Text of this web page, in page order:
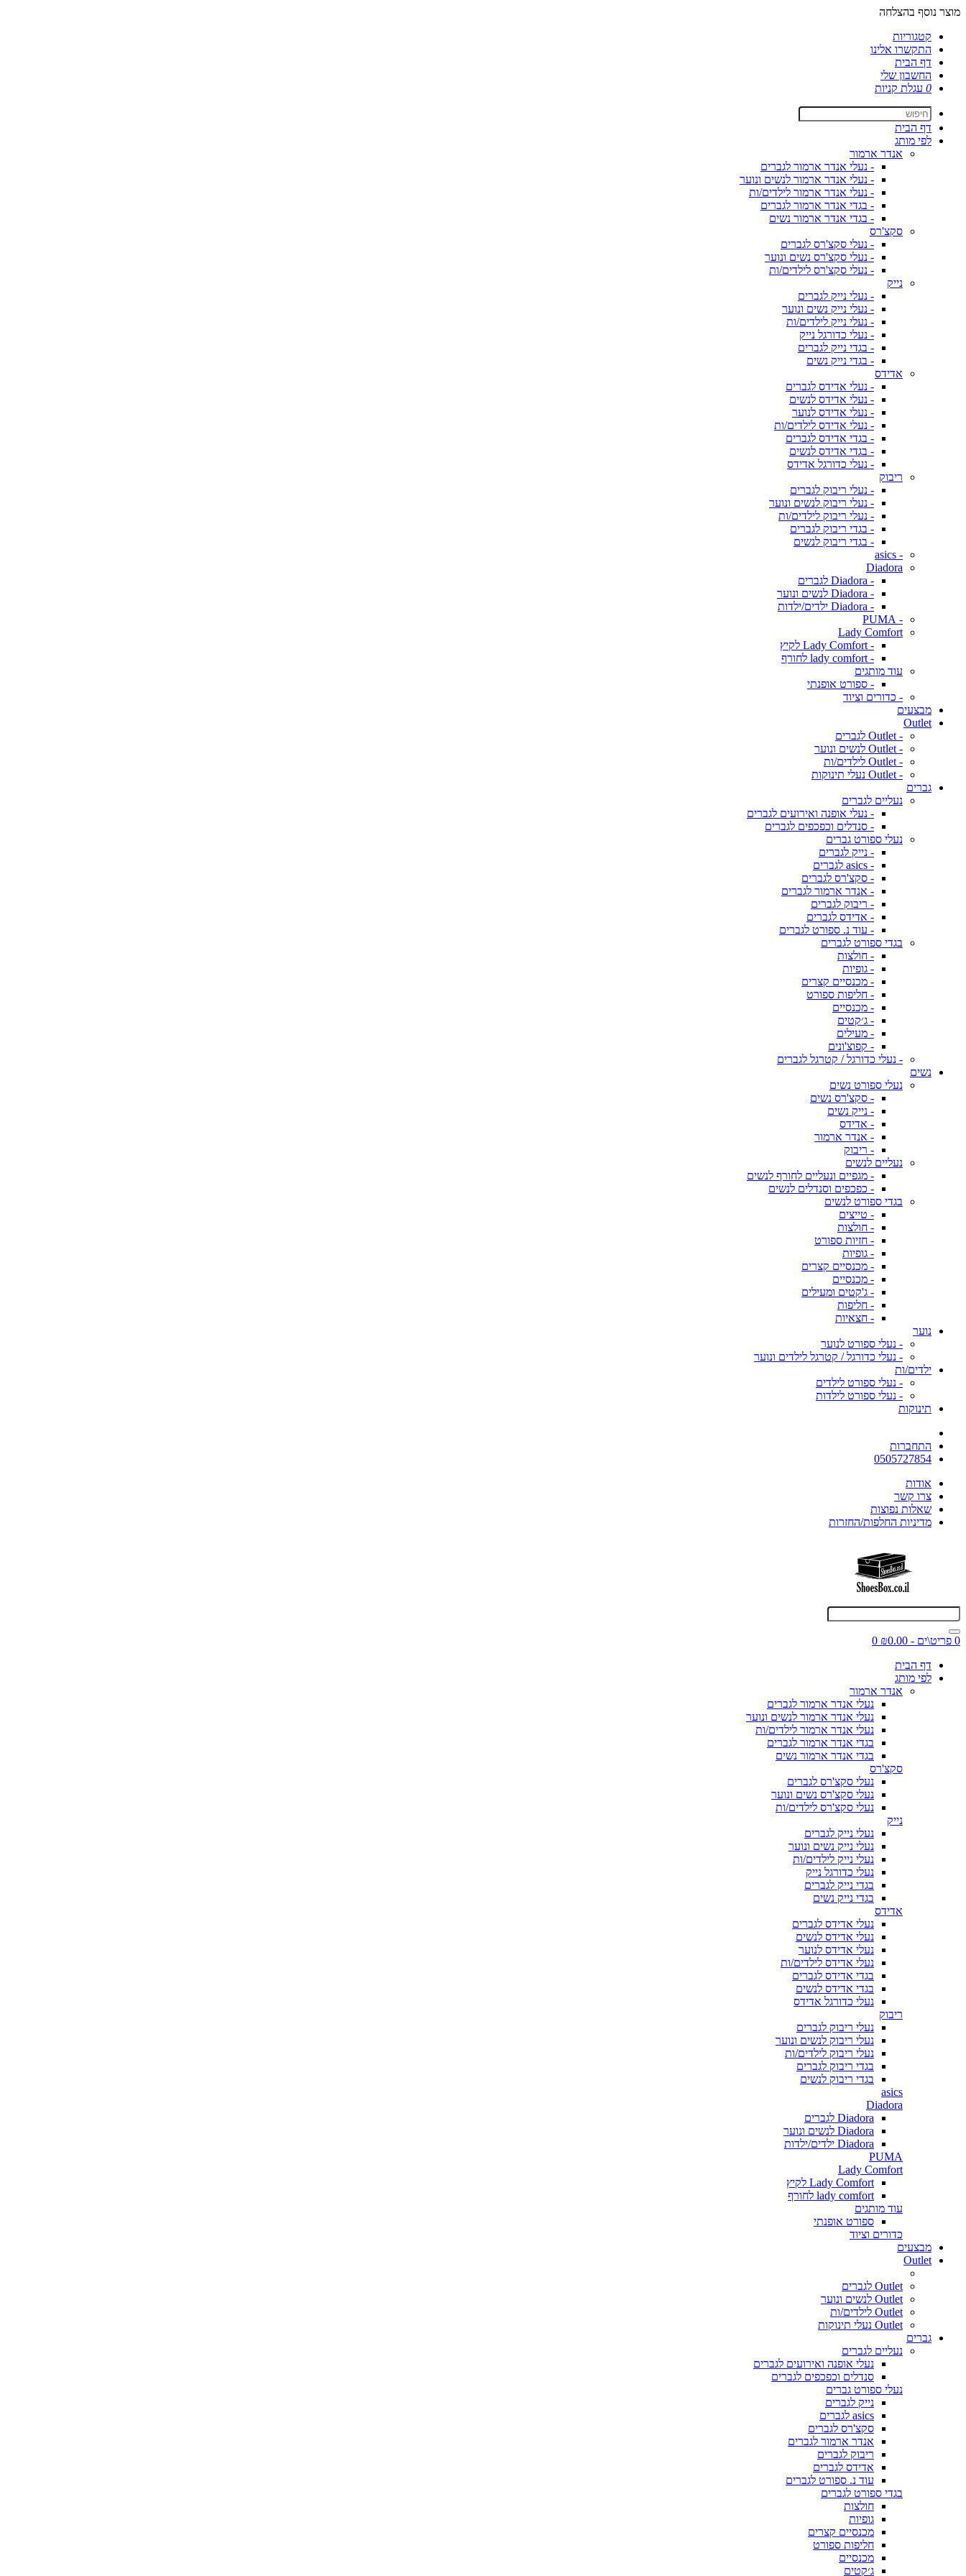
מוצר נוסף בהצלחה
קטגוריות
התקשרו אלינו
דף הבית
החשבון שלי
0 עגלת קניות
דף הבית
לפי מותג
אנדר ארמור
- נעלי אנדר ארמור לגברים
- נעלי אנדר ארמור לנשים ונוער
- נעלי אנדר ארמור לילדים/ות
- בגדי אנדר ארמור לגברים
- בגדי אנדר ארמור נשים
סקצ'רס
- נעלי סקצ'רס לגברים
- נעלי סקצ'רס נשים ונוער
- נעלי סקצ'רס לילדים/ות
נייק
- נעלי נייק לגברים
- נעלי נייק נשים ונוער
- נעלי נייק לילדים/ות
- נעלי כדורגל נייק
- בגדי נייק לגברים
- בגדי נייק נשים
אדידס
- נעלי אדידס לגברים
- נעלי אדידס לנשים
- נעלי אדידס לנוער
- נעלי אדידס לילדים/ות
- בגדי אדידס לגברים
- בגדי אדידס לנשים
- נעלי כדורגל אדידס
ריבוק
- נעלי ריבוק לגברים
- נעלי ריבוק לנשים ונוער
- נעלי ריבוק לילדים/ות
- בגדי ריבוק לגברים
- בגדי ריבוק לנשים
- asics
Diadora
- Diadora לגברים
- Diadora לנשים ונוער
- Diadora ילדים/ילדות
- PUMA
Lady Comfort
- Lady Comfort לקיץ
- lady comfort לחורף
עוד מותגים
- ספורט אופנתי
- כדורים וציוד
מבצעים
Outlet
- Outlet לגברים
- Outlet לנשים ונוער
- Outlet לילדים/ות
- Outlet נעלי תינוקות
גברים
נעליים לגברים
- נעלי אופנה ואירועים לגברים
- סנדלים וכפכפים לגברים
נעלי ספורט גברים
- נייק לגברים
- asics לגברים
- סקצ'רס לגברים
- אנדר ארמור לגברים
- ריבוק לגברים
- אדידס לגברים
- עוד נ. ספורט לגברים
בגדי ספורט לגברים
- חולצות
- גופיות
- מכנסיים קצרים
- חליפות ספורט
- מכנסיים
- ג׳קטים
- מעילים
- קפוצ'ונים
- נעלי כדורגל / קטרגל לגברים
נשים
נעלי ספורט נשים
- סקצ'רס נשים
- נייק נשים
- אדידס
- אנדר ארמור
- ריבוק
נעליים לנשים
- מגפיים ונעליים לחורף לנשים
- כפכפים וסנדלים לנשים
בגדי ספורט לנשים
- טייצים
- חולצות
- חזיות ספורט
- גופיות
- מכנסיים קצרים
- מכנסיים
- ג'קטים ומעילים
- חליפות
- חצאיות
נוער
- נעלי ספורט לנוער
- נעלי כדורגל / קטרגל לילדים ונוער
ילדים/ות
- נעלי ספורט לילדים
- נעלי ספורט לילדות
תינוקות
התחברות
0505727854
אודות
צרו קשר
שאלות נפוצות
מדיניות החלפות/החזרות
0 פריט\ים - ₪0.00
0
דף הבית
לפי מותג
אנדר ארמור
נעלי אנדר ארמור לגברים
נעלי אנדר ארמור לנשים ונוער
נעלי אנדר ארמור לילדים/ות
בגדי אנדר ארמור לגברים
בגדי אנדר ארמור נשים
סקצ'רס
נעלי סקצ'רס לגברים
נעלי סקצ'רס נשים ונוער
נעלי סקצ'רס לילדים/ות
נייק
נעלי נייק לגברים
נעלי נייק נשים ונוער
נעלי נייק לילדים/ות
נעלי כדורגל נייק
בגדי נייק לגברים
בגדי נייק נשים
אדידס
נעלי אדידס לגברים
נעלי אדידס לנשים
נעלי אדידס לנוער
נעלי אדידס לילדים/ות
בגדי אדידס לגברים
בגדי אדידס לנשים
נעלי כדורגל אדידס
ריבוק
נעלי ריבוק לגברים
נעלי ריבוק לנשים ונוער
נעלי ריבוק לילדים/ות
בגדי ריבוק לגברים
בגדי ריבוק לנשים
asics
Diadora
Diadora לגברים
Diadora לנשים ונוער
Diadora ילדים/ילדות
PUMA
Lady Comfort
Lady Comfort לקיץ
lady comfort לחורף
עוד מותגים
ספורט אופנתי
כדורים וציוד
מבצעים
Outlet
Outlet לגברים
Outlet לנשים ונוער
Outlet לילדים/ות
Outlet נעלי תינוקות
גברים
נעליים לגברים
נעלי אופנה ואירועים לגברים
סנדלים וכפכפים לגברים
נעלי ספורט גברים
נייק לגברים
asics לגברים
סקצ'רס לגברים
אנדר ארמור לגברים
ריבוק לגברים
אדידס לגברים
עוד נ. ספורט לגברים
בגדי ספורט לגברים
חולצות
גופיות
מכנסיים קצרים
חליפות ספורט
מכנסיים
ג׳קטים